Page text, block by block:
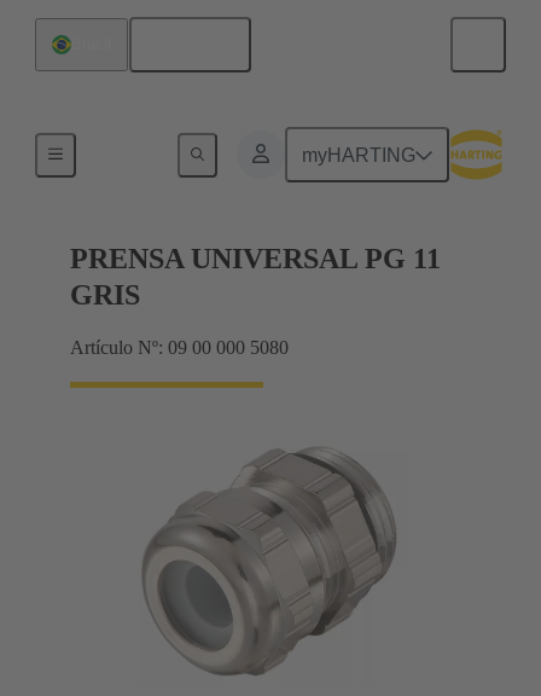
myHARTING
PRENSA UNIVERSAL PG 11
GRIS
Artículo Nº: 09 00 000 5080